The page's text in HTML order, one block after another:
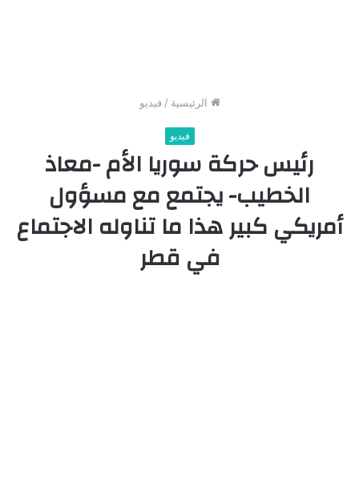
الرئيسية / فيديو
فيديو
رئيس حركة سوريا الأم -معاذ
الخطيب- يجتمع مع مسؤول
أمريكي كبير هذا ما تناوله الاجتماع
في قطر